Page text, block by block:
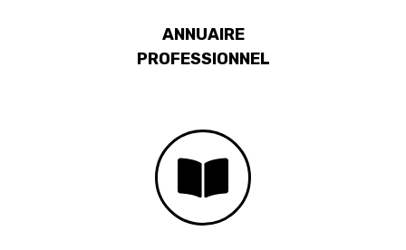
ANNUAIRE
PROFESSIONNEL